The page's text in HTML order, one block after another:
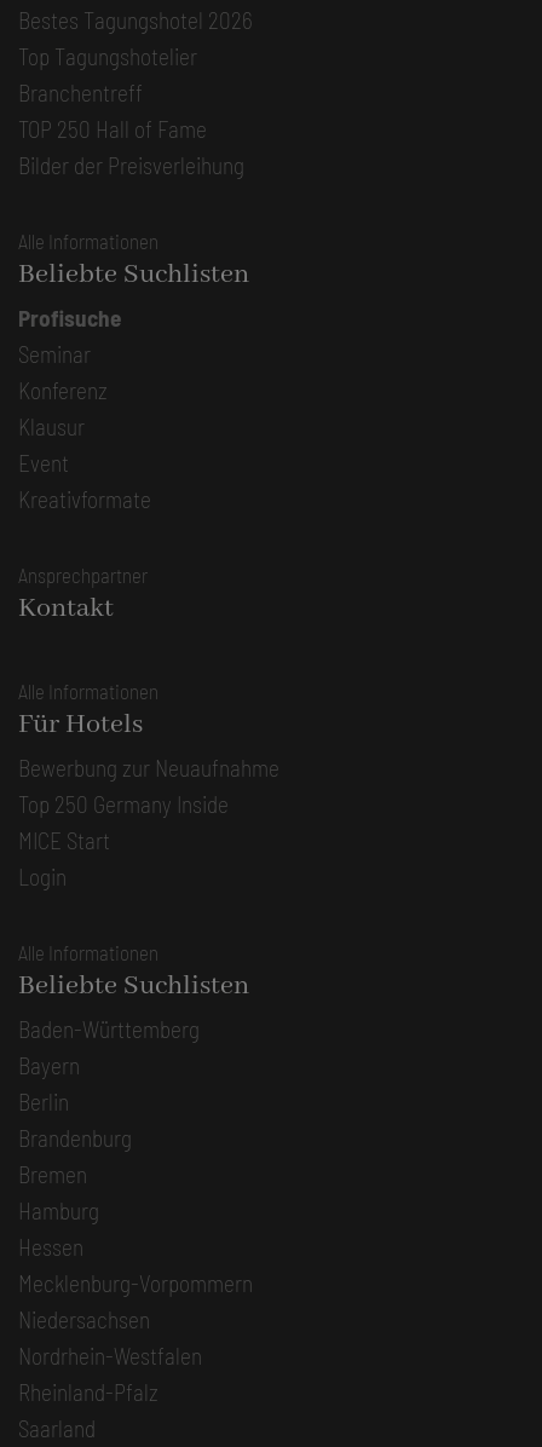
Bestes Tagungshotel 2026
Top Tagungshotelier
Branchentreff
TOP 250 Hall of Fame
Bilder der Preisverleihung
Alle Informationen
Beliebte Suchlisten
Profisuche
Seminar
Konferenz
Klausur
Event
Kreativformate
Ansprechpartner
Kontakt
Alle Informationen
Für Hotels
Bewerbung zur Neuaufnahme
Top 250 Germany Inside
MICE Start
Login
Alle Informationen
Beliebte Suchlisten
Baden-Württemberg
Bayern
Berlin
Brandenburg
Bremen
Hamburg
Hessen
Mecklenburg-Vorpommern
Niedersachsen
Nordrhein-Westfalen
Rheinland-Pfalz
Saarland